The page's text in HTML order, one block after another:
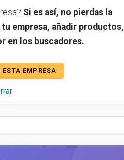
Si es así, no pierdas la
empresa, añadir productos,
en los buscadores.
EMPRESA